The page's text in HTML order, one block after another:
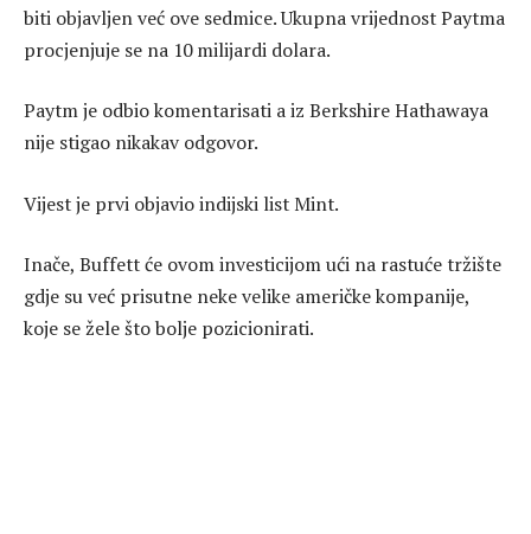
biti objavljen već ove sedmice. Ukupna vrijednost Paytma
procjenjuje se na 10 milijardi dolara.
Paytm je odbio komentarisati a iz Berkshire Hathawaya
nije stigao nikakav odgovor.
Vijest je prvi objavio indijski list Mint.
Inače, Buffett će ovom investicijom ući na rastuće tržište
gdje su već prisutne neke velike američke kompanije,
koje se žele što bolje pozicionirati.